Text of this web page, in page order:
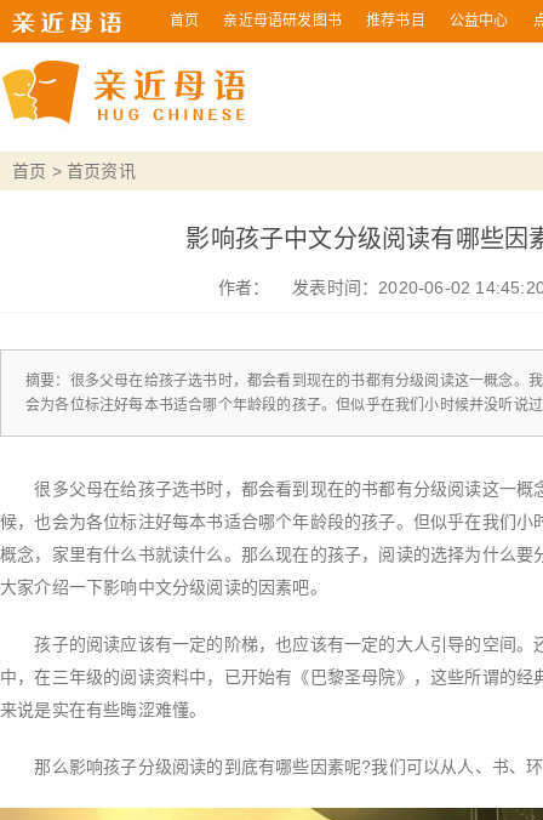
首页 亲近母语研发图书 推荐书目 公益中心
首页 >首页资讯
影响孩子中文分级阅读有哪些因
作者： 发表时间：2020-06-02
摘要：很多父母在给孩子选书时，都会看到现在的书都有分级阅读这一概念。
会为各位标注好每本书适合哪个年龄段的孩子。但似乎在我们小时候并没听说
很多父母在给孩子选书时，都会看到现在的书都有分级阅读这一概
候，也会为各位标注好每本书适合哪个年龄段的孩子。但似乎在我们小
概念，家里有什么书就读什么。那么现在的孩子，阅读的选择为什么要
大家介绍一下影响中文分级阅读的因素吧。
孩子的阅读应该有一定的阶梯，也应该有一定的大人引导的空间。
中，在三年级的阅读资料中，已开始有《巴黎圣母院》，这些所谓的经
来说是实在有些晦涩难懂。
那么影响孩子分级阅读的到底有哪些因素呢?我们可以从人、书、